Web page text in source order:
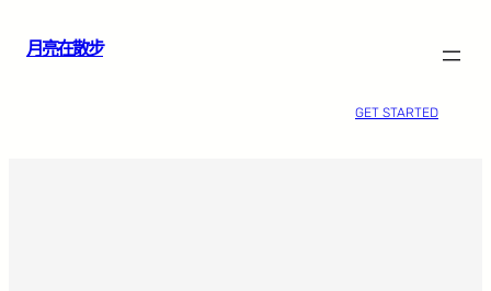
月亮在散步
GET STARTED